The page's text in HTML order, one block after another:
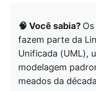
🧠 Você sabia?
fazem parte da
Unificada (UML),
modelagem
meados da